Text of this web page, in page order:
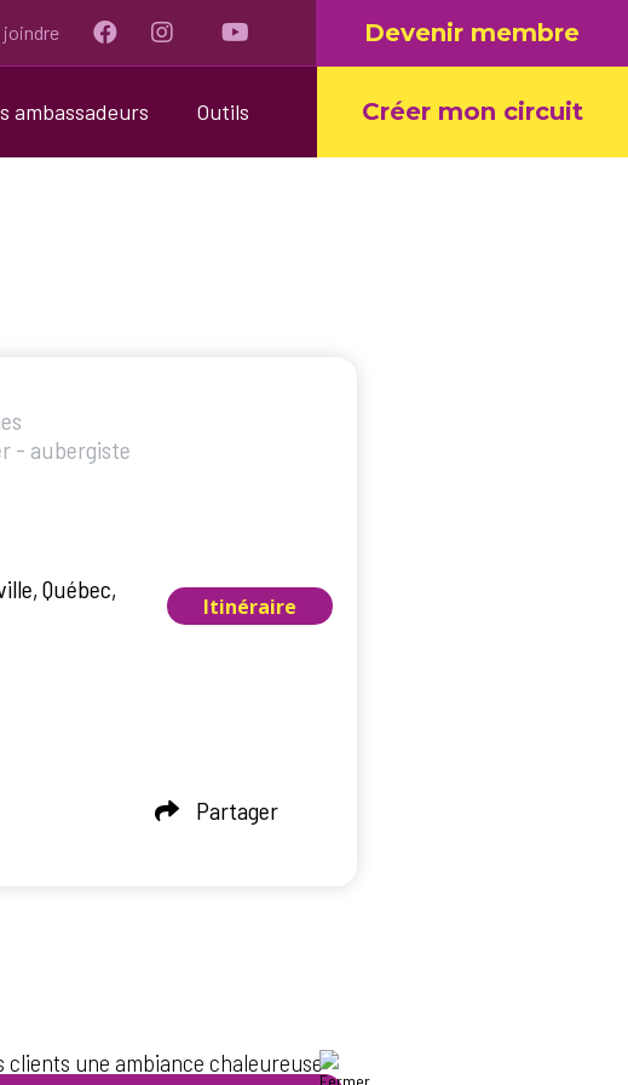
joindre Devenir membre
ambassadeurs Outils Créer mon circuit
- aubergiste
Québec,
Itinéraire
Partager
clients une ambiance chaleureuse